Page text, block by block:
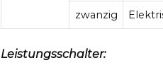
zwanzig
Leistungsschalter: